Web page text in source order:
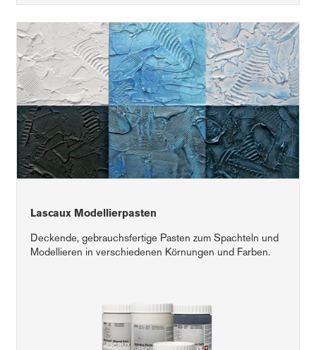
Lascaux Modellierpasten
Deckende, gebrauchsfertige Pasten zum Spachteln und
Modellieren in verschiedenen Körnungen und Farben.